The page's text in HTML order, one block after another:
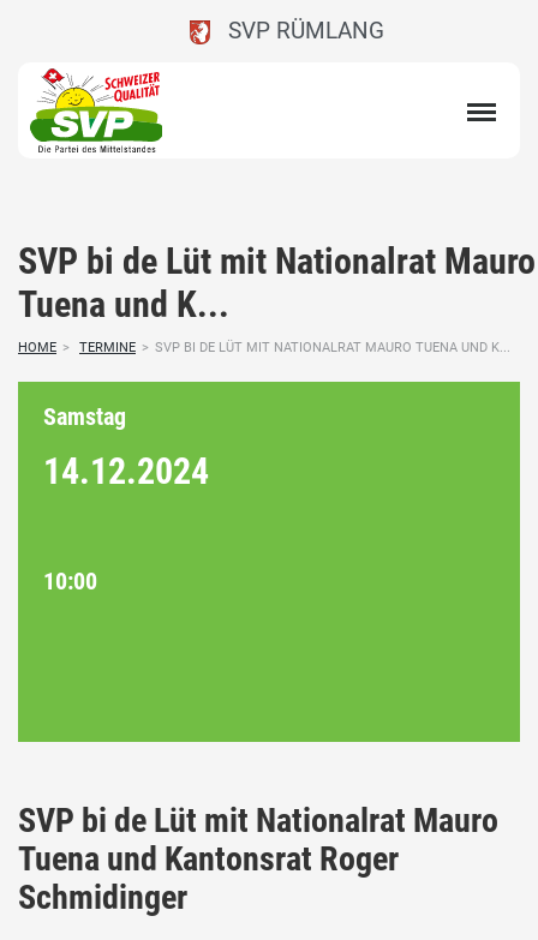
SVP RÜMLANG
SVP bi de Lüt mit Nationalrat Mauro
Tuena und K...
HOME > TERMINE > SVP BI DE LÜT MIT NATIONALRAT MAURO TUENA UND K...
Samstag
14.12.2024
10:00
SVP bi de Lüt mit Nationalrat Mauro
Tuena und Kantonsrat Roger
Schmidinger